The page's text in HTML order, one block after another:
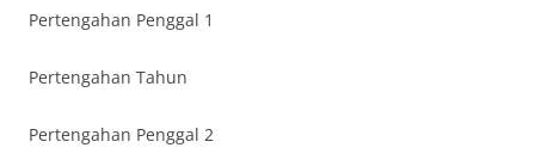
Pertengahan Penggal 1
Pertengahan Tahun
Pertengahan Penggal 2